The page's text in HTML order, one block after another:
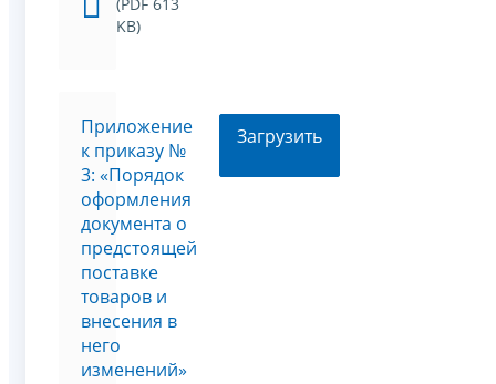
KB)
Приложение
к приказу №
3: «Порядок
оформления
документа о
предстоящей
поставке
товаров и
внесения в
него
изменений»
Загрузить